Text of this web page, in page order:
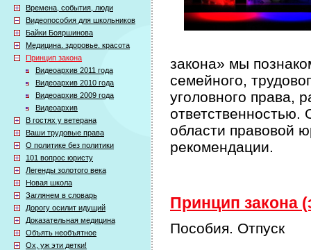
Времена, события, люди
Видеопособия для школьников
Байки Бояршинова
Медицина. здоровье. красота
Принцип закона
Видеоархив 2011 года
Видеоархив 2010 года
Видеоархив 2009 года
Видеоархив
В гостях у ветерана
Ваши трудовые права
О политике без политики
101 вопрос юристу
Легенды золотого века
Новая школа
Заглянем в словарь
Дорогу осилит идущий
Доказательная медицина
Объять необъятное
Ох, уж эти детки!
закона» мы
семейного,
уголовного права,
ответственностью.
области правовой
рекомендации.
Принцип закона
Пособия. Отпуск